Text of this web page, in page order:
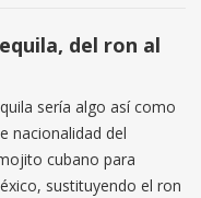
del ron al
sería algo así como
nacionalidad del
cubano para
sustituyendo el ron